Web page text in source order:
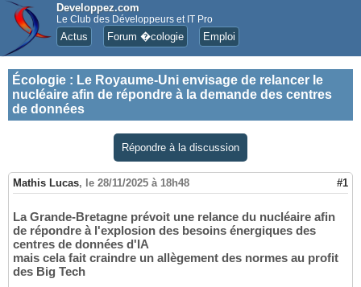
Developpez.com
Le Club des Développeurs et IT Pro
Actus Forum �cologie Emploi
Écologie : Le Royaume‑Uni envisage de relancer le
nucléaire afin de répondre à la demande des centres
de données
Répondre à la discussion
Mathis Lucas, le 28/11/2025 à 18h48 #1
La Grande-Bretagne prévoit une relance du nucléaire afin
de répondre à l'explosion des besoins énergiques des
centres de données d'IA
mais cela fait craindre un allègement des normes au profit
des Big Tech